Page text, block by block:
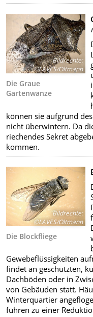
Bildrechte:
©LAVES/Oltmann
Die Graue
Gartenwanze
können sie aufgrund
nicht überwintern. Da
riechendes Sekret
kommen.
Bildrechte:
©LAVES/Oltmann
Die Blockfliege
Gewebeflüssigkeiten
findet an geschützten,
Dachböden oder in
von Gebäuden statt.
Winterquartier
führen zu einer